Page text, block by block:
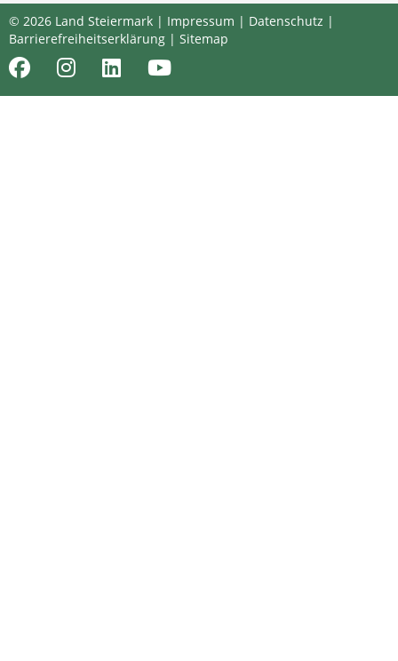
© 2026 Land Steiermark | Impressum | Datenschutz |
Barrierefreiheitserklärung | Sitemap
FacebookInstagramLinkedInYoutube